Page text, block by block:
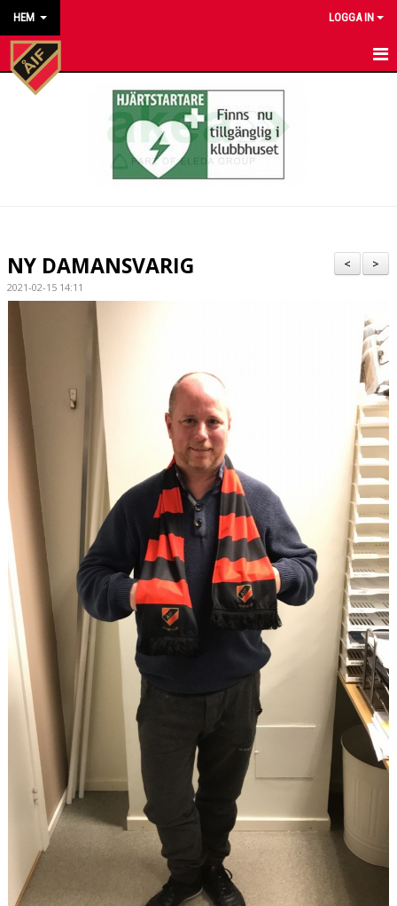
HEM LOGGA IN
HEM
KONTAKT ÅKARP IF
OM FÖRENINGEN
DOKUMENT
BESTÄLL VÅRA KLUBBKLÄDER
>
<
NY DAMANSVARIG
2021-02-15 14:11